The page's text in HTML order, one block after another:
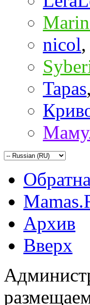
nicol,
Tapas,
Архив
Вверх